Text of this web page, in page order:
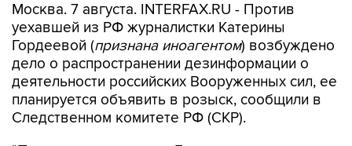
Москва. 7 августа. INTERFAX.RU - Против
уехавшей из РФ журналистки Катерины
Гордеевой (признана иноагентом) возбуждено
дело о распространении дезинформации о
деятельности российских Вооруженных сил, ее
планируется объявить в розыск, сообщили в
Следственном комитете РФ (СКР).